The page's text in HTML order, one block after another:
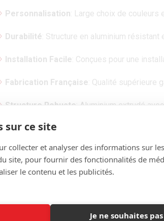
sur ce site
collecter et analyser des informations sur les
site, pour fournir des fonctionnalités de
le contenu et les publicités.
Je ne souhaites pas
Personnalisation: Large choix de couleurs
Durabilité: Structure en aluminium résistant
Installation Facile: Conçues pour une
Fabrication Française: Qualité supérieure
Structure Robuste: Aluminium extrudé
Toile Rétractable
Dimensions Flexibles
en plusieurs tailles pour s’adapter à
: Choisissez parmi